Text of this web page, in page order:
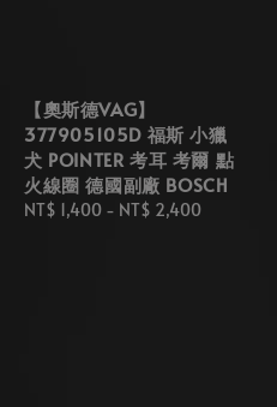
【奧斯德VAG】
377905105D 福斯 小獵
犬 POINTER 考耳 考爾 點
火線圈 德國副廠 BOSCH
Regular
NT$ 1,400 - NT$ 2,400